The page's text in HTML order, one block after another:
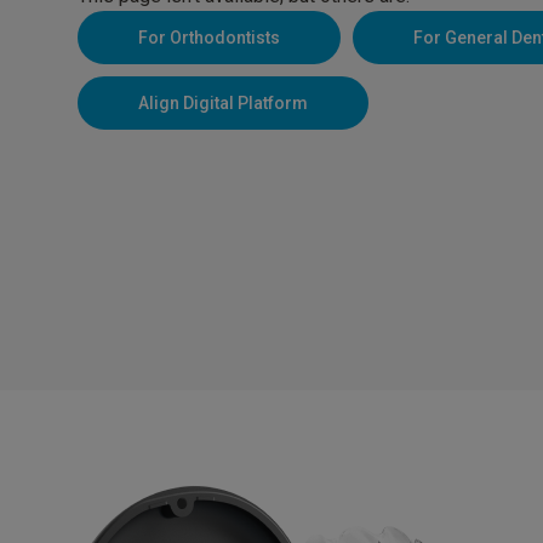
For Orthodontists For General
Align Digital Platform